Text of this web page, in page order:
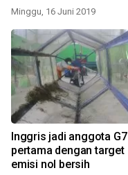
Minggu, 16 Juni 2019
Inggris jadi anggota G7
pertama dengan target
emisi nol bersih